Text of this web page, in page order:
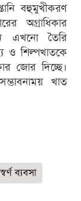
বহুমুখীকরণ
অগ্রাধিকার
এখনো তৈরি
ও শিল্পখাতকে
জোর দিচ্ছে।
খাত
ব্যবসা